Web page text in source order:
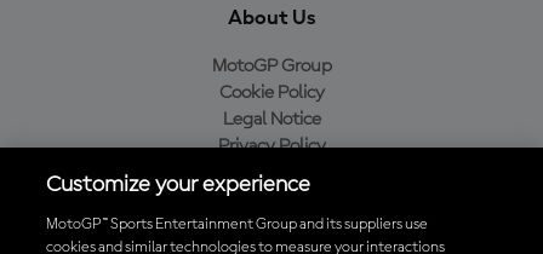
About Us
MotoGP Group
Cookie Policy
Legal Notice
Privacy Policy
Purchase Policy
Customize your experience
MotoGP™ Sports Entertainment Group and its suppliers use
cookies and similar technologies to measure your interactions